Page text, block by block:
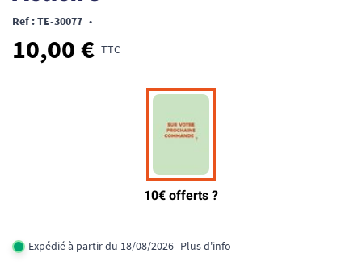
Ref : TE-30077 •
10,00 € TTC
Expédié à partir du 18/08/2026 Plus d'info